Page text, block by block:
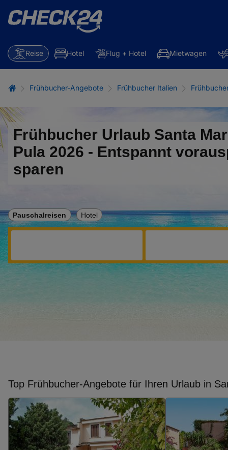
Reise Hotel Flug + Hotel Mietwagen
Frühbucher-Angebote Frühbucher Italien
Frühbucher Urlaub Santa
Pula 2026 - Entspannt
sparen
Pauschalreisen Hotel
Top Frühbucher-Angebote für Ihren Urlaub in